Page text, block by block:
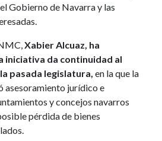
Gobierno de Navarra y las
Xabier Alcuaz, ha
iniciativa da continuidad al
pasada legislatura, en la que la
asesoramiento jurídico e
y concejos navarros
pérdida de bienes